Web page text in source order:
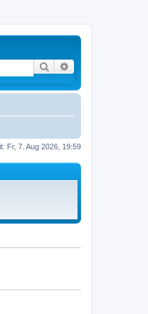
Suche
Fr, 7. Aug 2026, 19:59